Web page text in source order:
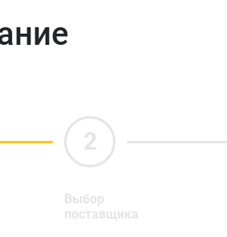
Выбор
поставщика